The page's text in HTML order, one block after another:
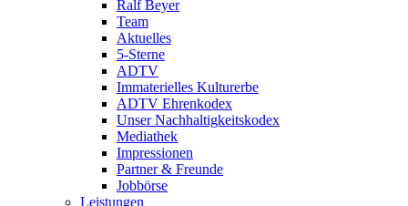
Ralf Beyer
Team
Aktuelles
5-Sterne
ADTV
Immaterielles Kulturerbe
ADTV Ehrenkodex
Unser Nachhaltigkeitskodex
Mediathek
Impressionen
Partner & Freunde
Jobbörse
Leistungen